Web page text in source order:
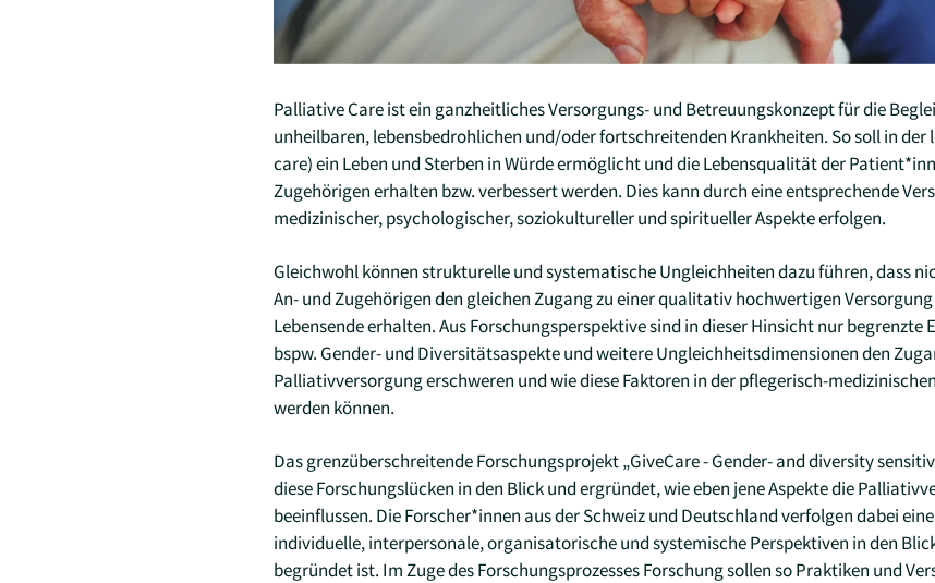
Palliative Care ist ein ganzheitliches Versorgungs- und Betreuungskonzept für die
unheilbaren, lebensbedrohlichen und/oder fortschreitenden Krankheiten. So soll in der
care) ein Leben und Sterben in Würde ermöglicht und die Lebensqualität der
Zugehörigen erhalten bzw. verbessert werden. Dies kann durch eine entsprechende
medizinischer, psychologischer, soziokultureller und spiritueller Aspekte erfolgen.
Gleichwohl können strukturelle und systematische Ungleichheiten dazu führen, dass
An- und Zugehörigen den gleichen Zugang zu einer qualitativ hochwertigen
Lebensende erhalten. Aus Forschungsperspektive sind in dieser Hinsicht nur
bspw. Gender- und Diversitätsaspekte und weitere Ungleichheitsdimensionen den
Palliativversorgung erschweren und wie diese Faktoren in der pflegerisch-
werden können.
Das grenzüberschreitende Forschungsprojekt „GiveCare - Gender- and diversity
diese Forschungslücken in den Blick und ergründet, wie eben jene Aspekte die
beeinflussen. Die Forscher*innen aus der Schweiz und Deutschland verfolgen dabei
individuelle, interpersonale, organisatorische und systemische Perspektiven in den
begründet ist. Im Zuge des Forschungsprozesses Forschung sollen so Praktiken und